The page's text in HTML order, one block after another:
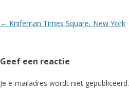
Berichtnavigatie
← Knifeman Times Square, New York
Geef een reactie
Je e-mailadres wordt niet gepubliceerd.